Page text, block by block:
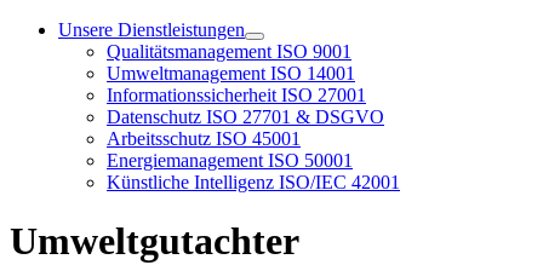
Unsere Dienstleistungen
Qualitätsmanagement ISO 9001
Umweltmanagement ISO 14001
Informationssicherheit ISO 27001
Datenschutz ISO 27701 & DSGVO
Arbeitsschutz ISO 45001
Energiemanagement ISO 50001
Künstliche Intelligenz ISO/IEC 42001
Umweltgutachter